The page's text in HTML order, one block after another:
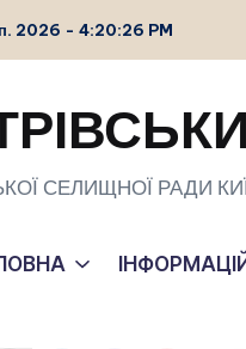
2026 - 4:20:27 PM
СЕЛИЩНОЇ РАДИ